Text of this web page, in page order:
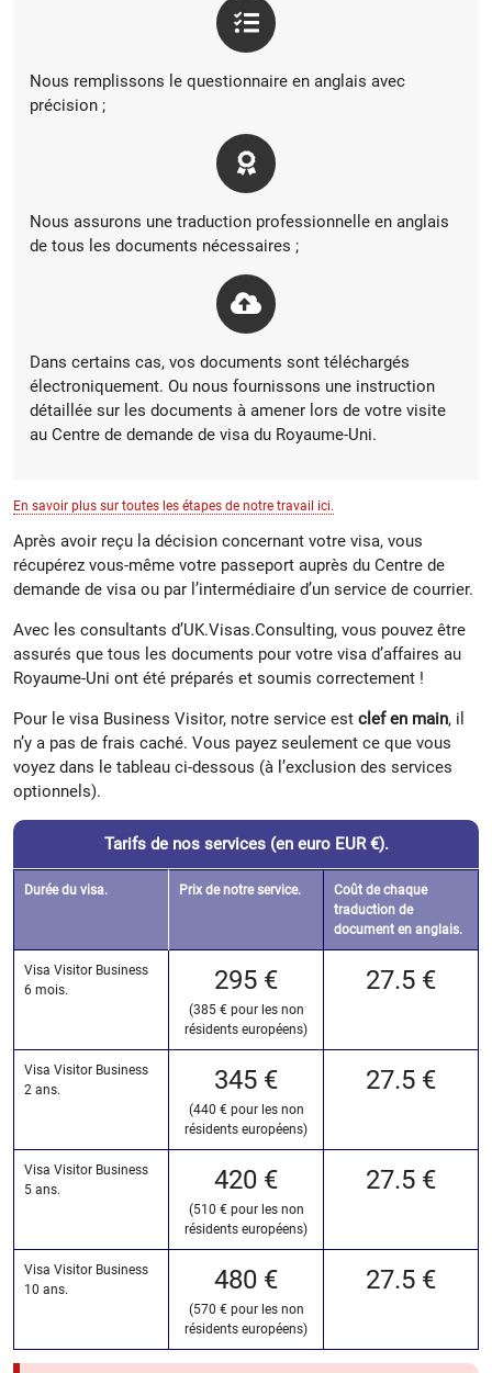
Nous remplissons le questionnaire en anglais avec
précision ;
Nous assurons une traduction professionnelle en anglais
de tous les documents nécessaires ;
Dans certains cas, vos documents sont téléchargés
électroniquement. Ou nous fournissons une instruction
détaillée sur les documents à amener lors de votre visite
au Centre de demande de visa du Royaume-Uni.
En savoir plus sur toutes les étapes de notre travail ici.
Après avoir reçu la décision concernant votre visa, vous
récupérez vous-même votre passeport auprès du Centre de
demande de visa ou par l’intermédiaire d’un service de courrier.
Avec les consultants d’UK.Visas.Consulting, vous pouvez être
assurés que tous les documents pour votre visa d’affaires au
Royaume-Uni ont été préparés et soumis correctement !
Pour le visa Business Visitor, notre service est clef en main, il
n’y a pas de frais caché. Vous payez seulement ce que vous
voyez dans le tableau ci-dessous (à l’exclusion des services
optionnels).
Tarifs de nos services (en euro EUR €).
Durée du visa. Prix de notre service.
Coût de chaque
traduction de
document en anglais.
Visa Visitor Business
6 mois.
295 €
(385 € pour les non
résidents européens)
27.5 €
Visa Visitor Business
2 ans.
345 €
(440 € pour les non
résidents européens)
27.5 €
Visa Visitor Business
5 ans.
420 €
(510 € pour les non
résidents européens)
27.5 €
Visa Visitor Business
10 ans.
480 €
(570 € pour les non
résidents européens)
27.5 €